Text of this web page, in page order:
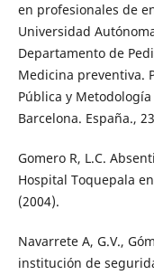
en profesionales de
Universidad
Departamento de
Medicina preventiva.
Pública y
Barcelona. España.,
Gomero R, L.C.
Hospital Toquepala
(2004).
Navarrete A, G.V.,
institución de